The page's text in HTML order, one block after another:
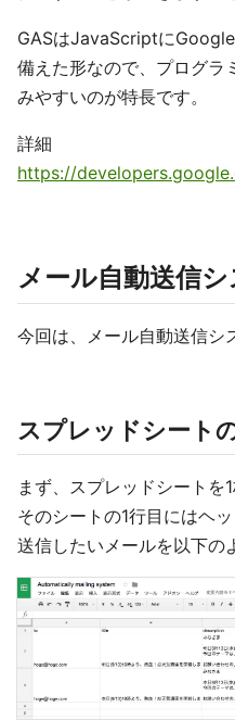
GASはJavaScriptに
備えた形なので、プログラ
みやすいのが特長です。
詳細
https://
メール自動送信
今回は、メール自動送信シ
スプレッドシート
まず、スプレッドシートを1
そのシートの1行目にはヘ
送信したいメールを以下の